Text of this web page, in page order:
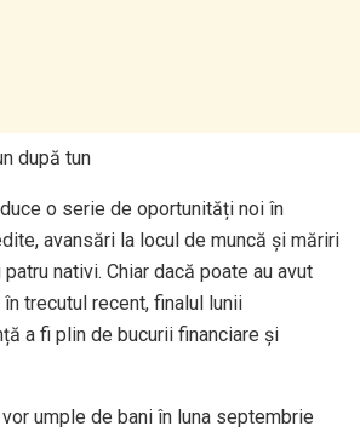
după tun
o serie de oportunități noi în
avansări la locul de muncă și măriri
nativi. Chiar dacă poate au avut
trecutul recent, finalul lunii
a fi plin de bucurii financiare și
umple de bani în luna septembrie